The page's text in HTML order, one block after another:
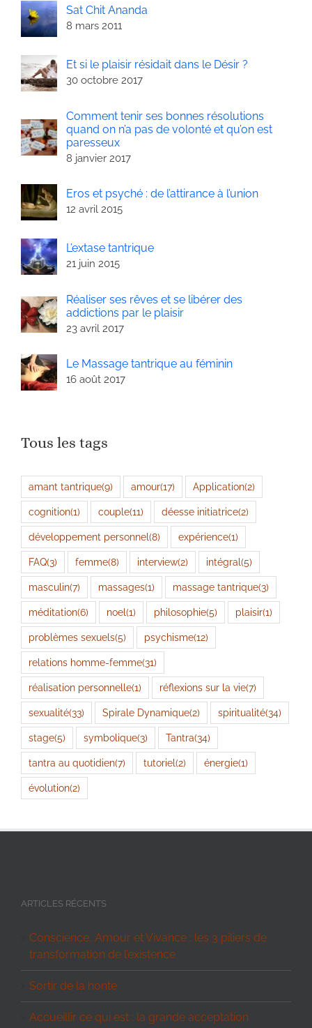
Sat Chit Ananda
8 mars 2011
Et si le plaisir résidait dans le Désir ?
30 octobre 2017
Comment tenir ses bonnes résolutions
quand on n’a pas de volonté et qu’on est
paresseux
8 janvier 2017
Eros et psyché : de l’attirance à l’union
12 avril 2015
L’extase tantrique
21 juin 2015
Réaliser ses rêves et se libérer des
addictions par le plaisir
23 avril 2017
Le Massage tantrique au féminin
16 août 2017
Tous les tags
amant tantrique(9) amour(17) Application(2)
cognition(1) couple(11) déesse initiatrice(2)
développement personnel(8) expérience(1)
FAQ(3) femme(8) interview(2) intégral(5)
masculin(7) massages(1) massage tantrique(3)
méditation(6) noel(1) philosophie(5) plaisir(1)
problèmes sexuels(5) psychisme(12)
relations homme-femme(31)
réalisation personnelle(1) réflexions sur la vie(7)
sexualité(33) Spirale Dynamique(2) spiritualité(34)
stage(5) symbolique(3) Tantra(34)
tantra au quotidien(7) tutoriel(2) énergie(1)
évolution(2)
ARTICLES RÉCENTS
Conscience, Amour et Vivance : les 3 piliers de
transformation de l’existence
Sortir de la honte
Accueillir ce qui est : la grande acceptation